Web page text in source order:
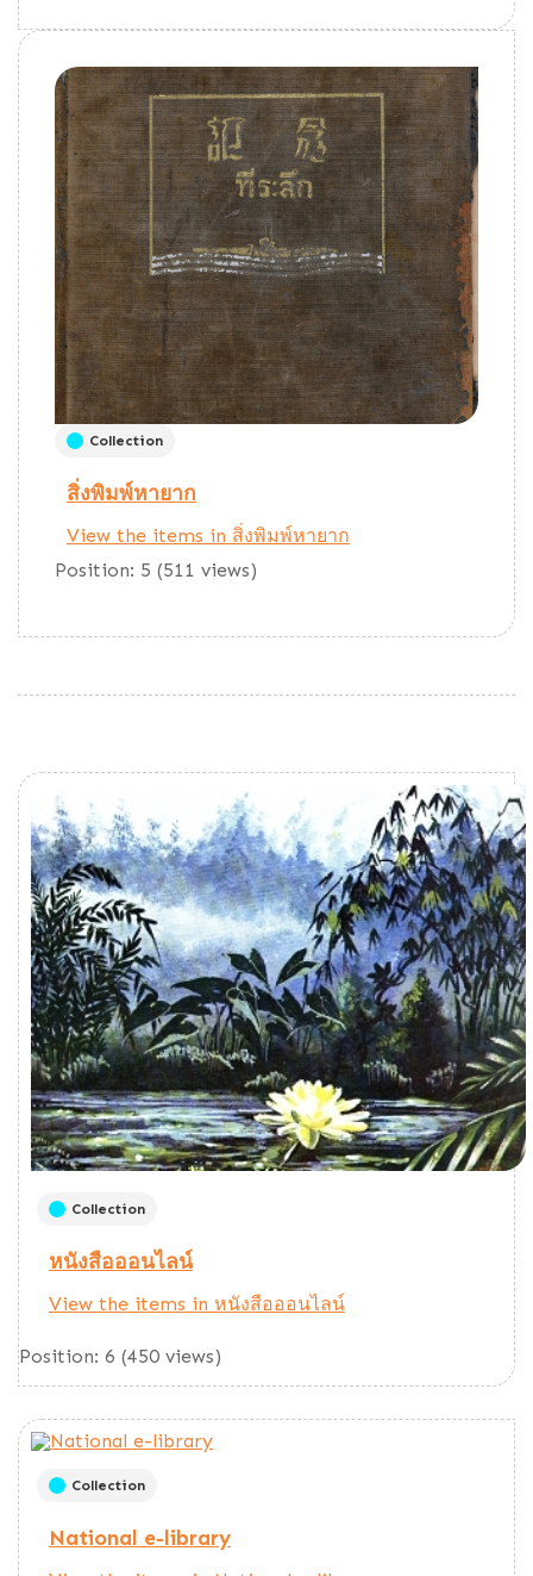
Collection
สิ่งพิมพ์หายาก
View the items in สิ่งพิมพ์หายาก
Position: 5 (511 views)
Collection
หนังสือออนไลน์
View the items in หนังสือออนไลน์
Position: 6 (450 views)
Collection
National e-library